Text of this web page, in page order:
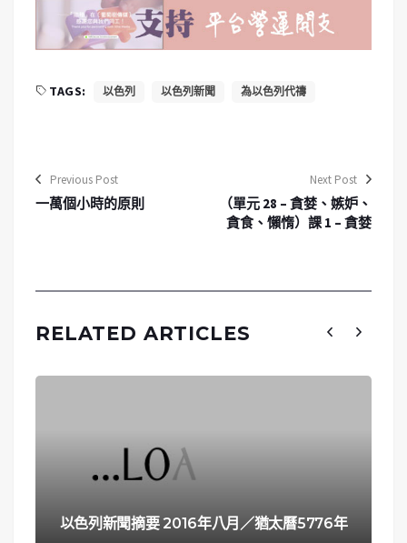
TAGS: 以色列 以色列新聞 為以色列代禱
Previous Post
一萬個小時的原則
Next Post
（單元 28 – 貪婪、嫉妒、
貪食、懶惰）課 1 – 貪婪
RELATED ARTICLES
以色列新聞摘要 2016年八月／猶太曆5776年